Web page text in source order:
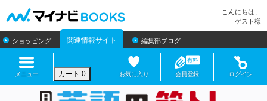
こんにちは、
ゲスト様
ショッピング 関連情報サイト 編集部ブログ
メニュー カート 0 お気に入り 会員登録 ログイン